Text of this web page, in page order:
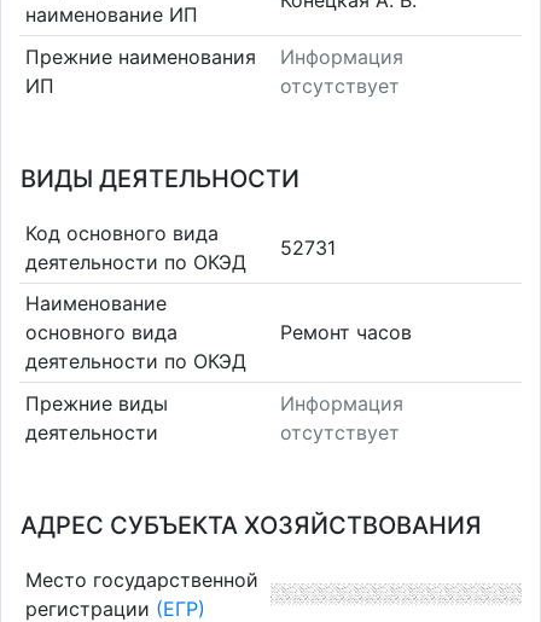
наименование ИП
Прежние наименования
ИП
Информация
отсутствует
ВИДЫ ДЕЯТЕЛЬНОСТИ
Код основного вида
деятельности по ОКЭД
52731
Наименование
основного вида
деятельности по ОКЭД
Ремонт часов
Прежние виды
деятельности
Информация
отсутствует
АДРЕС СУБЪЕКТА ХОЗЯЙСТВОВАНИЯ
Место государственной
регистрации (ЕГР)